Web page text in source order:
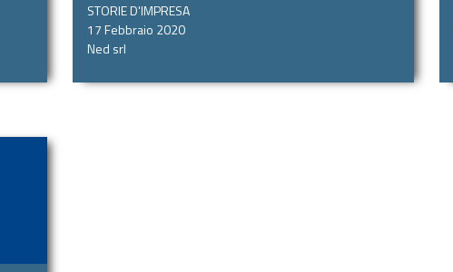
STORIE D'IMPRESA
17 Febbraio 2020
Ned srl